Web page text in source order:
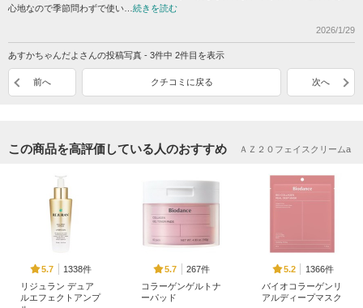
心地なので季節問わずで使い… 続きを読む
2026/1/29
あすかちゃんだよさんの投稿写真 - 3件中 2件目を表示
前へ クチコミに戻る 次へ
この商品を高評価している人のおすすめ ＡＺ２０フェイスクリームa
5.7
1338件
リジュラン デュア
ルエフェクトアンプ
5.7
267件
コラーゲンゲルトナ
ーパッド
5.2
1366件
バイオコラーゲンリ
アルディープマスク